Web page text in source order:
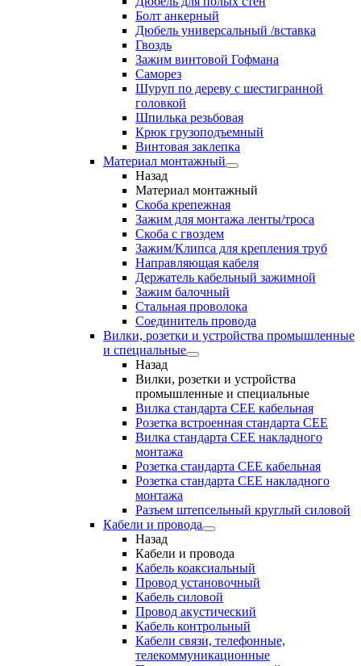
Болт анкерный
Дюбель универсальный /вставка
Гвоздь
Зажим винтовой Гофмана
Саморез
Шуруп по дереву с шестигранной
головкой
Шпилька резьбовая
Крюк грузоподъемный
Винтовая заклепка
Материал монтажный
Назад
Материал монтажный
Скоба крепежная
Зажим для монтажа ленты/троса
Скоба с гвоздем
Зажим/Клипса для крепления труб
Направляющая кабеля
Держатель кабельный зажимной
Зажим балочный
Стальная проволока
Соединитель провода
Вилки, розетки и устройства промышленные
и специальные
Назад
Вилки, розетки и устройства
промышленные и специальные
Вилка стандарта CEE кабельная
Розетка встроенная стандарта CEE
Вилка стандарта CEE накладного
монтажа
Розетка стандарта СЕЕ кабельная
Розетка стандарта СЕЕ накладного
монтажа
Разъем штепсельный круглый силовой
Кабели и провода
Назад
Кабели и провода
Кабель коаксиальный
Провод установочный
Кабель силовой
Провод акустический
Кабель контрольный
Кабели связи, телефонные,
телекоммуникационные